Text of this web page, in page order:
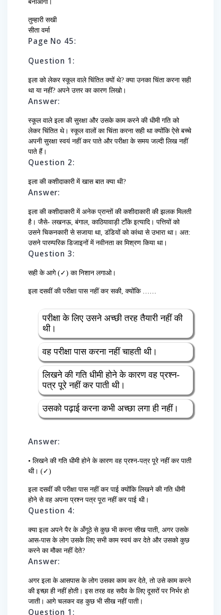
बनाओगी।
तुम्हारी सखी
सीता वर्मा
Page No 45:
Question 1:
इला को लेकर स्कूल वाले चिंतित क्यों थे? क्या उनका चिंता करना सही
था या नहीं? अपने उत्तर का कारण लिखो।
Answer:
स्कूल वाले इला की सुरक्षा और उसके काम करने की धीमी गति को
लेकर चिंतित थे। स्कूल वालों का चिंता करना सही था क्योंकि ऐसे बच्चे
अपनी सुरक्षा स्वयं नहीं कर पाते और परीक्षा के समय जल्दी लिख नहीं
पाते हैं।
Question 2:
इला की कशीदाकारी में खास बात क्या थी?
Answer:
इला की कशीदाकारी में अनेक प्रान्तों की कशीदाकारी की झलक मिलती
है। जैसे- लखनऊ, बंगाल, काठियावाड़ी टाँके इत्यादि। पत्तियों को
उसने चिकनकारी से सजाया था, डंडियों को कांथा से उभारा था। अत:
उसने पारम्परिक डिजाइनों में नवीनता का मिश्रण किया था।
Question 3:
सही के आगे (✓) का निशान लगाओ।
इला दसवीं की परीक्षा पास नहीं कर सकी, क्योंकि ……
परीक्षा के लिए उसने अच्छी तरह तैयारी नहीं की
थी।
वह परीक्षा पास करना नहीं चाहती थी।
लिखने की गति धीमी होने के कारण वह प्रश्न-
पत्र पूरे नहीं कर पाती थी।
उसको पढ़ाई करना कभी अच्छा लगा ही नहीं।
Answer:
• लिखने की गति धीमी होने के कारण वह प्रश्न-पत्र पूरे नहीं कर पाती
थी। (✓)
इला दसवीं की परीक्षा पास नहीं कर पाई क्योंकि लिखने की गति धीमी
होने से वह अपना प्रश्न पत्र पूरा नहीं कर पाई थी।
Question 4:
क्या इला अपने पैर के अँगूठे से कुछ भी करना सीख पाती, अगर उसके
आस-पास के लोग उसके लिए सभी काम स्वयं कर देते और उसको कुछ
करने का मौका नहीं देते?
Answer:
अगर इला के आसपास के लोग उसका काम कर देते, तो उसे काम करने
की इच्छा ही नहीं होती। इस तरह वह सदैव के लिए दूसरों पर निर्भर हो
जाती। आगे चलकर वह कुछ भी सीख नहीं पाती।
Question 1: